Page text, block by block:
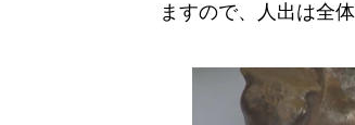
ますので、人出は全